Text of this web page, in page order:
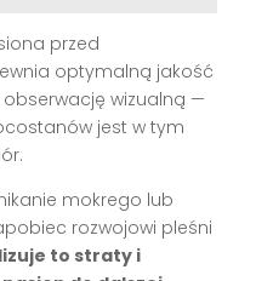
przed
optymalną jakość
wizualną —
jest w tym
mokrego lub
rozwojowi pleśni
to straty i